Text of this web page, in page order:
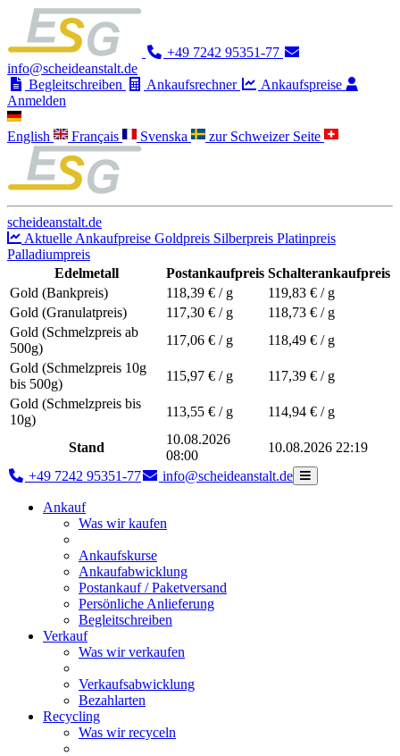
+49 7242 95351-77
info@scheideanstalt.de
Begleitschreiben
Ankaufsrechner
Ankaufspreise
Anmelden
English Français Svenska zur Schweizer Seite
scheideanstalt.de
Aktuelle Ankaufpreise Goldpreis Silberpreis Platinpreis
Palladiumpreis
Edelmetall
Postankaufpreis Schalterankaufpreis
Gold (Bankpreis)
118,39 € / g 119,83 € / g
Gold (Granulatpreis)
117,30 € / g 118,73 € / g
Gold (Schmelzpreis ab
500g)
117,06 € / g 118,49 € / g
Gold (Schmelzpreis 10g
bis 500g)
115,97 € / g 117,39 € / g
Gold (Schmelzpreis bis
10g)
113,55 € / g 114,94 € / g
Stand
10.08.2026
08:00
10.08.2026 22:19
+49 7242 95351-77 info@scheideanstalt.de
Ankauf
Was wir kaufen
Ankaufskurse
Ankaufabwicklung
Postankauf / Paketversand
Persönliche Anlieferung
Begleitschreiben
Verkauf
Was wir verkaufen
Verkaufsabwicklung
Bezahlarten
Recycling
Was wir recyceln